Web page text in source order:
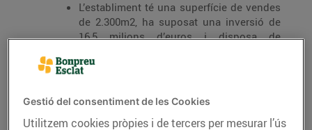
L’establiment té una superfície de vendes
de 2.300m2, ha suposat una inversió de
16,5 milions d’euros i disposa de
carregadors per a vehicles elèctrics.
establiments Esclat, es caracteritza pel
producte fresc de qualitat i de km0, preus
Gestió del consentiment de les Cookies
Utilitzem cookies pròpies i de tercers per mesurar l’ús